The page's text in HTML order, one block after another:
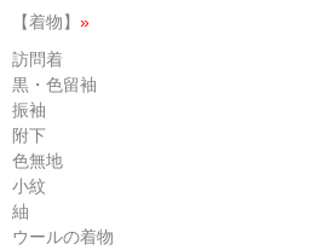
【着物】 »
訪問着
黒・色留袖
振袖
附下
色無地
小紋
紬
ウールの着物